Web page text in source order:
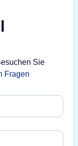
Sie
Fragen